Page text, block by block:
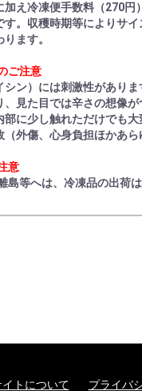
え冷凍便手数料（270円
。収穫時期等によりサイ
ます。
ご注意
ン）には刺激性がありま
見た目では辛さの想像
に少し触れただけでも
外傷、心身負担ほかあ
意
島等へは、冷凍品の出荷
イトについて プライバ